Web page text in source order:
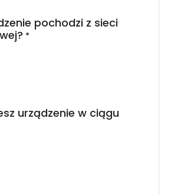
pochodzi z sieci
*
urządzenie w ciągu